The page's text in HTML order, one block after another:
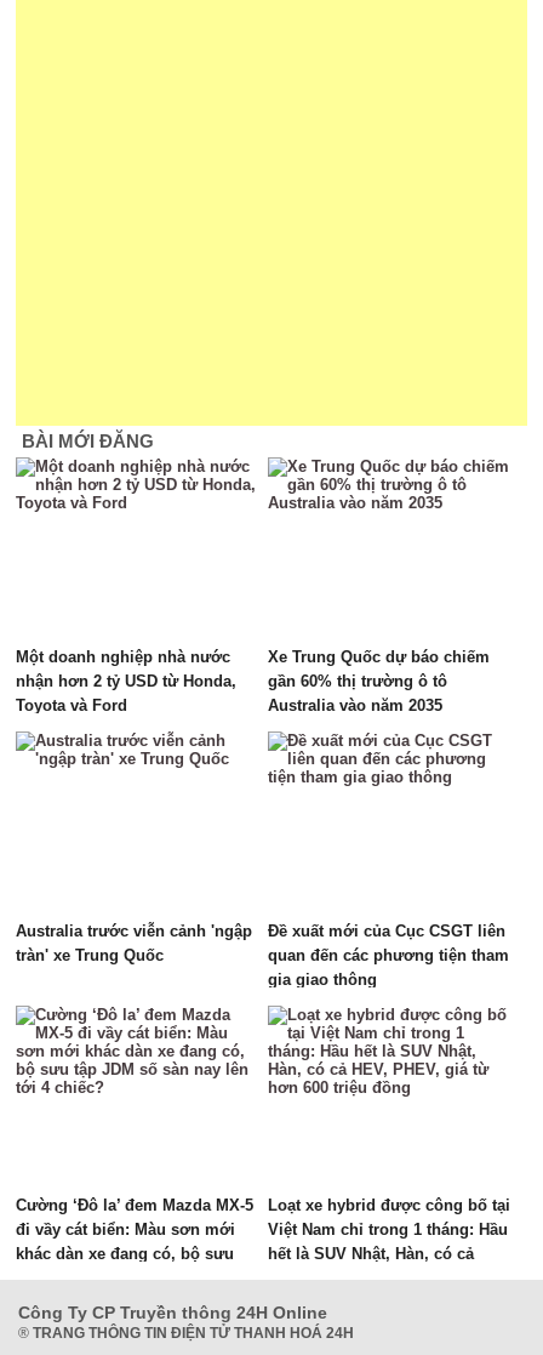
BÀI MỚI ĐĂNG
Một doanh nghiệp nhà nước
nhận hơn 2 tỷ USD từ Honda,
Toyota và Ford
Xe Trung Quốc dự báo chiếm
gần 60% thị trường ô tô
Australia vào năm 2035
Australia trước viễn cảnh 'ngập
tràn' xe Trung Quốc
Đề xuất mới của Cục CSGT liên
quan đến các phương tiện tham
gia giao thông
Cường ‘Đô la’ đem Mazda MX-5
đi vầy cát biển: Màu sơn mới
khác dàn xe đang có, bộ sưu
tập JDM số sàn nay lên tới 4
chiếc?
Loạt xe hybrid được công bố tại
Việt Nam chỉ trong 1 tháng: Hầu
hết là SUV Nhật, Hàn, có cả
HEV, PHEV, giá từ hơn 600 triệu
đồng
Công Ty CP Truyền thông 24H Online
® TRANG THÔNG TIN ĐIỆN TỬ THANH HOÁ 24H